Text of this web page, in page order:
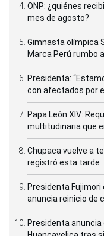
ONP: ¿quiénes
mes de agosto?
Gimnasta olímpica
Marca Perú rumbo
Presidenta:
con afectados por
Papa León XIV:
multitudinaria que
Chupaca vuelve a
registró esta tarde
Presidenta
anuncia reinicio de
Presidenta